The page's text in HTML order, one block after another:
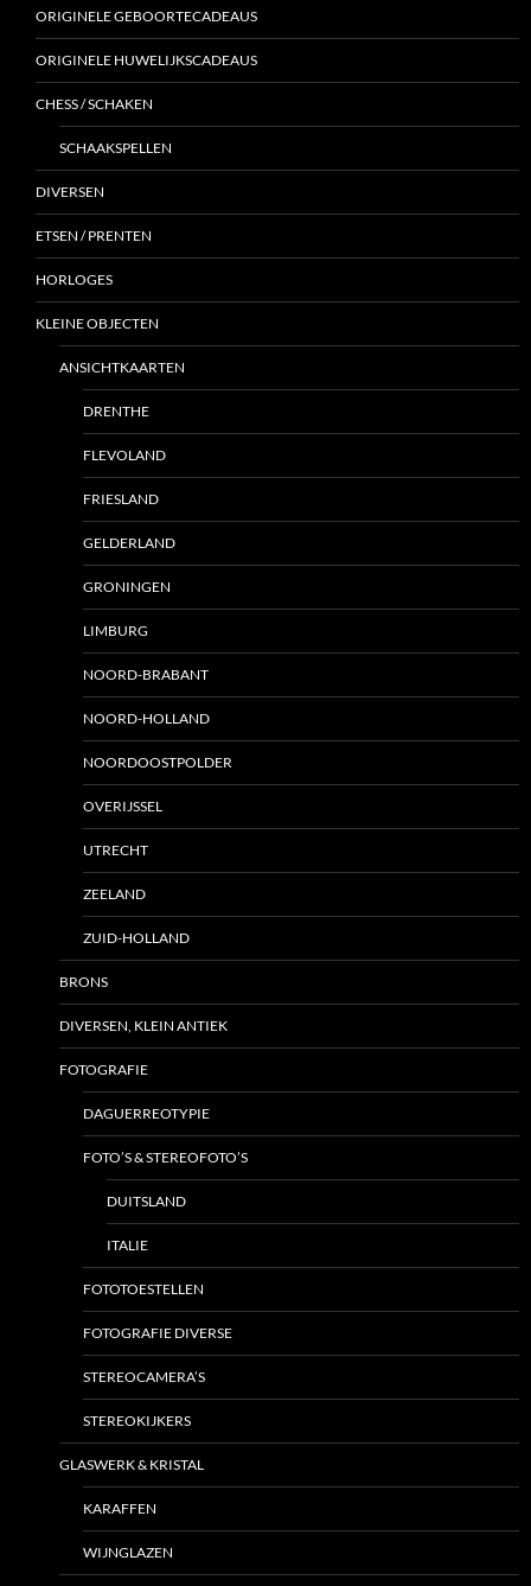
ORIGINELE GEBOORTECADEAUS
ORIGINELE HUWELIJKSCADEAUS
CHESS / SCHAKEN
SCHAAKSPELLEN
DIVERSEN
ETSEN / PRENTEN
HORLOGES
KLEINE OBJECTEN
ANSICHTKAARTEN
DRENTHE
FLEVOLAND
FRIESLAND
GELDERLAND
GRONINGEN
LIMBURG
NOORD-BRABANT
NOORD-HOLLAND
NOORDOOSTPOLDER
OVERIJSSEL
UTRECHT
ZEELAND
ZUID-HOLLAND
BRONS
DIVERSEN, KLEIN ANTIEK
FOTOGRAFIE
DAGUERREOTYPIE
FOTO’S & STEREOFOTO’S
DUITSLAND
ITALIE
FOTOTOESTELLEN
FOTOGRAFIE DIVERSE
STEREOCAMERA’S
STEREOKIJKERS
GLASWERK & KRISTAL
KARAFFEN
WIJNGLAZEN